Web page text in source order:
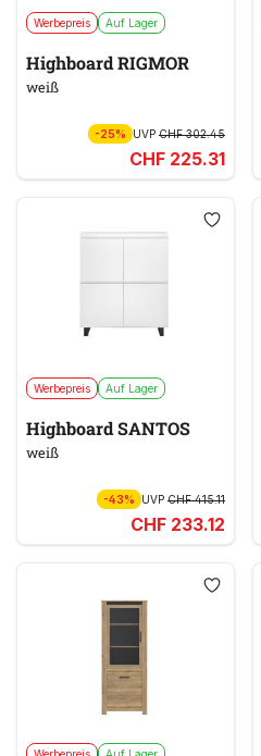
Werbepreis Auf Lager
Highboard RIGMOR
weiß
-25% UVP CHF 302.45
CHF 225.31
Werbepreis Auf Lager
Highboard SANTOS
weiß
-43% UVP CHF 415.11
CHF 233.12
Werbepreis Auf Lager